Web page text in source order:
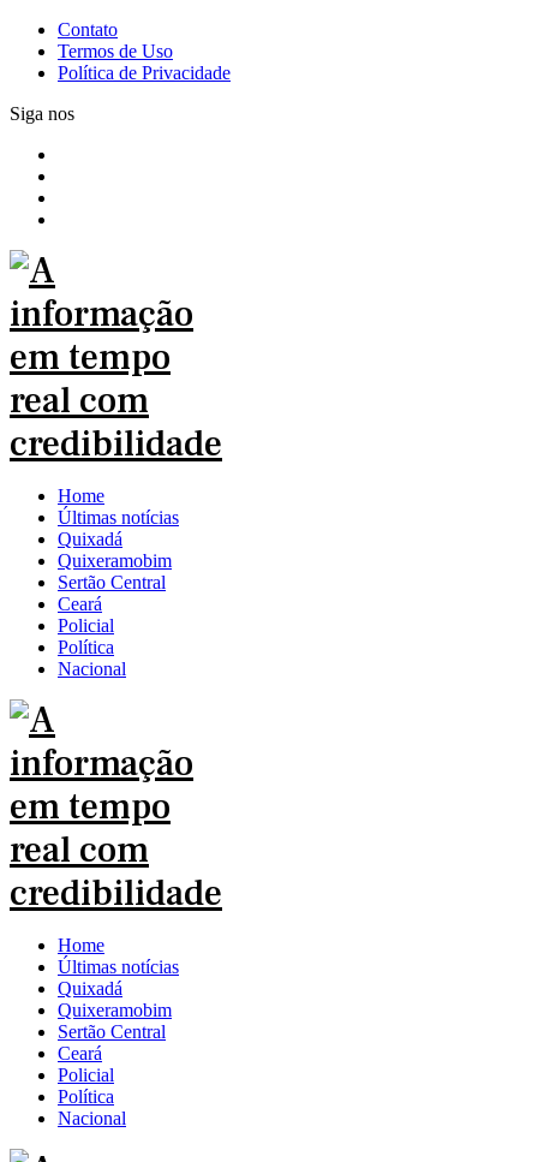
Contato
Termos de Uso
Política de Privacidade
Siga nos
Home
Últimas notícias
Quixadá
Quixeramobim
Sertão Central
Ceará
Policial
Política
Nacional
Home
Últimas notícias
Quixadá
Quixeramobim
Sertão Central
Ceará
Policial
Política
Nacional